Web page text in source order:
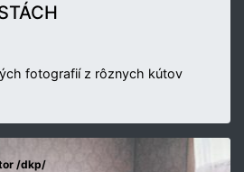
fotografií z rôznych kútov
/dkp/